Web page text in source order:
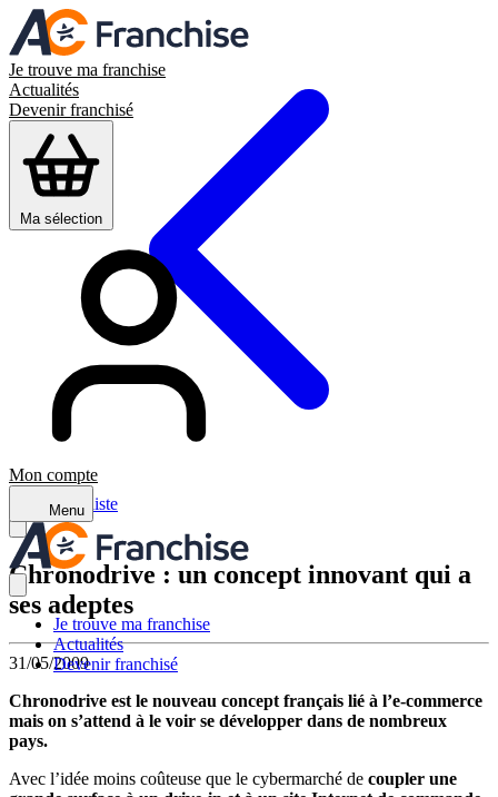
Je trouve ma franchise
Actualités
Devenir franchisé
Ma sélection
Mon compte
Menu
Je trouve ma franchise
Actualités
Devenir franchisé
Retour à la liste
Chronodrive : un concept innovant qui a
ses adeptes
31/05/2009
Chronodrive est le nouveau concept français lié à l’e-commerce
mais on s’attend à le voir se développer dans de nombreux
pays.
Avec l’idée moins coûteuse que le cybermarché de coupler une